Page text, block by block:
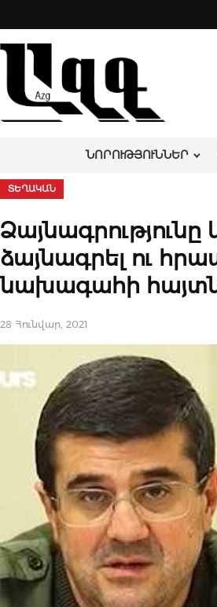
to
content
ՆՈՐՈՒԹՅՈՒՆՆԵՐ
ՏԵՂԱԿԱՆ
Ձայնագրությունը
ձայնագրել ու
նախագահի
28 Հունվար, 2021